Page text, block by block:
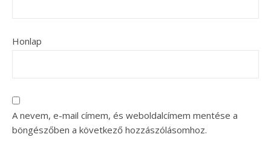
Honlap
A nevem, e-mail címem, és weboldalcímem mentése a
böngészőben a következő hozzászólásomhoz.